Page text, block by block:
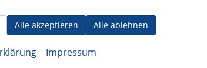
Alle akzeptieren Alle ablehnen
Impressum